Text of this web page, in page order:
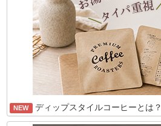
NEW ディップスタイルコーヒーとは？